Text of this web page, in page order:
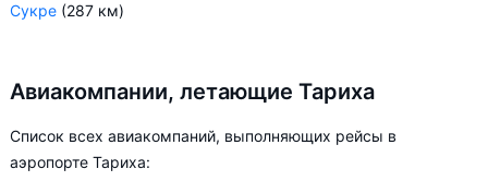
Сукре (287 км)
Авиакомпании, летающие Тариха
Список всех авиакомпаний, выполняющих рейсы в
аэропорте Тариха: